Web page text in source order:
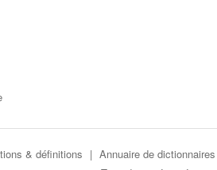
& définitions | Annuaire de dictionnaires